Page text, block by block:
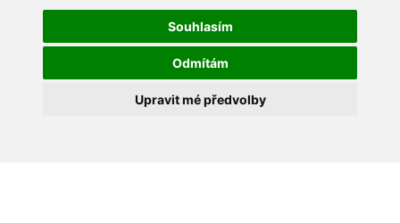
Souhlasím
Odmítám
Upravit mé předvolby